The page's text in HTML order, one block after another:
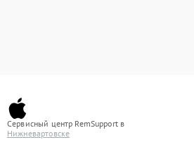
Сервисный центр RemSupport в
Нижневартовске